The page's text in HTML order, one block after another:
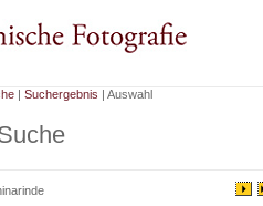
| Suchergebnis | Auswahl